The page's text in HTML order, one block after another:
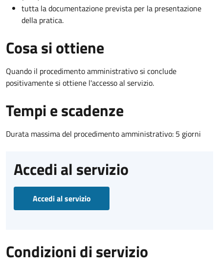
tutta la documentazione prevista per la presentazione
della pratica.
Cosa si ottiene
Quando il procedimento amministrativo si conclude
positivamente si ottiene l'accesso al servizio.
Tempi e scadenze
Durata massima del procedimento amministrativo: 5 giorni
Accedi al servizio
Accedi al servizio
Condizioni di servizio